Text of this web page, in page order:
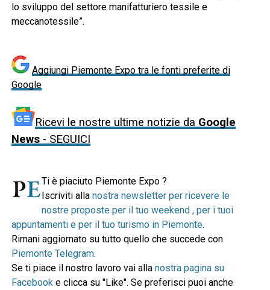
lo sviluppo del settore manifatturiero tessile e
meccanotessile”.
Aggiungi Piemonte Expo tra le fonti preferite di
Google
Ricevi le nostre ultime notizie da Google
News- SEGUICI
Ti è piaciuto Piemonte Expo ?
Iscriviti alla nostra newsletter per ricevere le
nostre proposte per il tuo weekend , per i tuoi
appuntamenti e per il tuo turismo in Piemonte.
Rimani aggiornato su tutto quello che succede con
Piemonte Telegram.
Se ti piace il nostro lavoro vai alla nostra pagina su
Facebook e clicca su "Like". Se preferisci puoi anche